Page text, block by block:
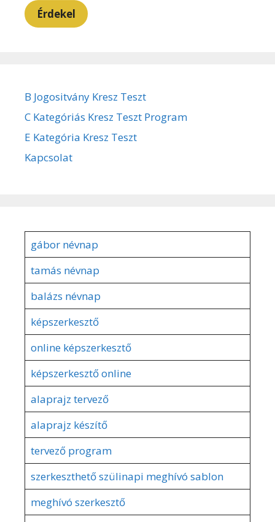
Érdekel
B Jogositvány Kresz Teszt
C Kategóriás Kresz Teszt Program
E Kategória Kresz Teszt
Kapcsolat
gábor névnap
tamás névnap
balázs névnap
képszerkesztő
online képszerkesztő
képszerkesztő online
alaprajz tervező
alaprajz készítő
tervező program
szerkeszthető szülinapi meghívó sablon
meghívó szerkesztő